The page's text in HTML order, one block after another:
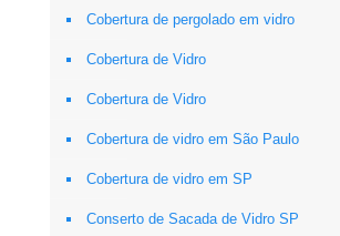
Cobertura de pergolado em vidro
Cobertura de Vidro
Cobertura de Vidro
Cobertura de vidro em São Paulo
Cobertura de vidro em SP
Conserto de Sacada de Vidro SP